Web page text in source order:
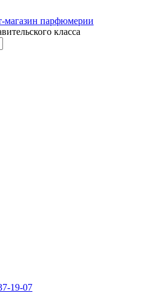
класса
19-07